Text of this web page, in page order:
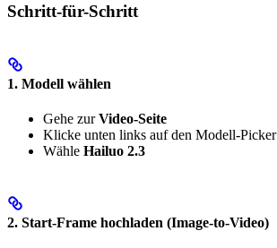
Schritt-für-Schritt
1. Modell wählen
Gehe zurVideo-Seite
Klicke unten links auf den Modell-Picker
Wähle Hailuo 2.3
2. Start-Frame hochladen (Image-to-Video)